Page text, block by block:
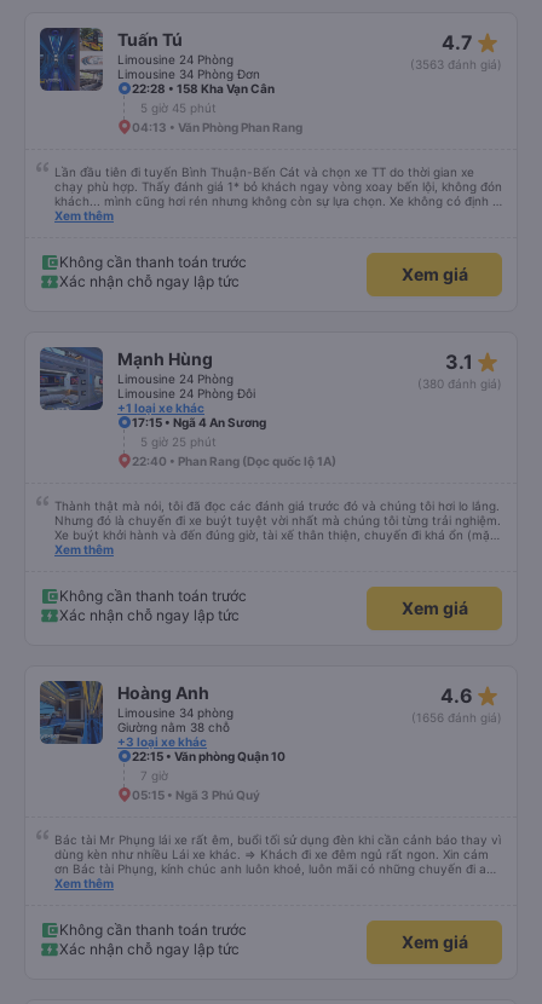
Tuấn Tú
Limousine 24 Phòng
Limousine 34 Phòng Đơn
4.7 star_rate
(3563 đánh giá)
22:28 • 158 Kha Vạn Cân
5 giờ 45 phút
04:13 • Văn Phòng Phan Rang
Lần đầu tiên đi tuyến Bình Thuận-Bến Cát và chọn xe TT do thời gian xe
chạy phù hợp. Thấy đánh giá 1* bỏ khách ngay vòng xoay bến lội, không đón
khách... mình cũng hơi rén nhưng không còn sự lựa chọn. Xe không có định vị
nhưng chạy đúng giờ, lệch có vài phút. Tài xế, phụ xe thân thiện, trả khách
Xem thêm
Không cần thanh toán trước
Xác nhận chỗ ngay lập tức
Xem giá
Mạnh Hùng
Limousine 24 Phòng
Limousine 24 Phòng Đôi
+1 loại xe khác
3.1 star_rate
(380 đánh giá)
17:15 • Ngã 4 An Sương
5 giờ 25 phút
22:40 • Phan Rang (Dọc quốc lộ 1A)
Thành thật mà nói, tôi đã đọc các đánh giá trước đó và chúng tôi hơi lo lắng.
Nhưng đó là chuyến đi xe buýt tuyệt vời nhất mà chúng tôi từng trải nghiệm.
Xe buýt khởi hành và đến đúng giờ, tài xế thân thiện, chuyến đi khá ổn (mặc
dù vẫn hơi xóc, nhưng đó là đặc trưng của Việt Nam ^^), và chỗ ngồi thoải
Xem thêm
Không cần thanh toán trước
Xác nhận chỗ ngay lập tức
Xem giá
Hoàng Anh
Limousine 34 phòng
Giường nằm 38 chỗ
+3 loại xe khác
4.6 star_rate
(1656 đánh giá)
22:15 • Văn phòng Quận 10
7 giờ
05:15 • Ngã 3 Phú Quý
Bác tài Mr Phụng lái xe rất êm, buổi tối sử dụng đèn khi cần cảnh báo thay vì
dùng kèn như nhiều Lái xe khác. => Khách đi xe đêm ngủ rất ngon. Xin cám
ơn Bác tài Phụng, kính chúc anh luôn khoẻ, luôn mãi có những chuyến đi an
toàn!
Xem thêm
Không cần thanh toán trước
Xác nhận chỗ ngay lập tức
Xem giá